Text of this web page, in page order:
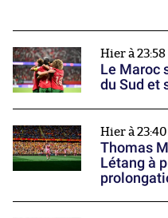
Hier à 23:58
Le Maroc
du Sud et
Hier à 23:40
Thomas
Létang à